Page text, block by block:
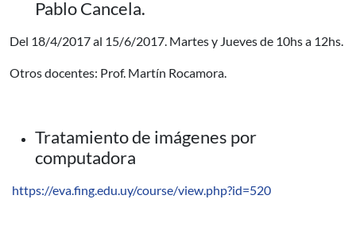
Pablo Cancela.
Del 18/4/2017 al 15/6/2017. Martes y Jueves de 10hs a 12hs.
Otros docentes: Prof. Martín Rocamora.
Tratamiento de imágenes por
computadora
https://eva.fing.edu.uy/course/view.php?id=520